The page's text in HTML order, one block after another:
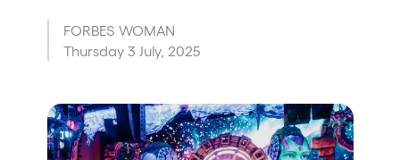
Who we are
Do you want to work with us?
FORBES WOMAN
Thursday 3 July, 2025